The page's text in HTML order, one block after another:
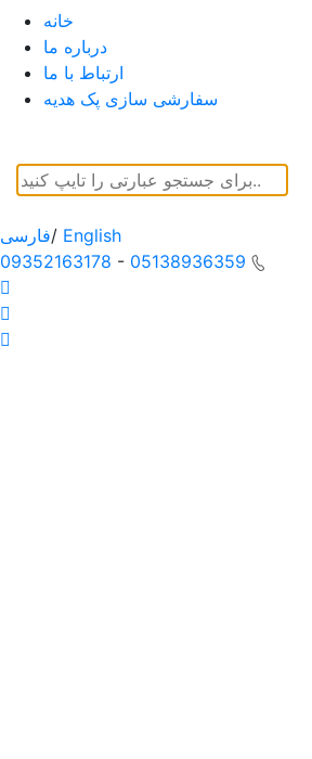
خانه
درباره ما
ارتباط با ما
سفارشی سازی پک هدیه
فارسی/ English
09352163178 - 05138936359